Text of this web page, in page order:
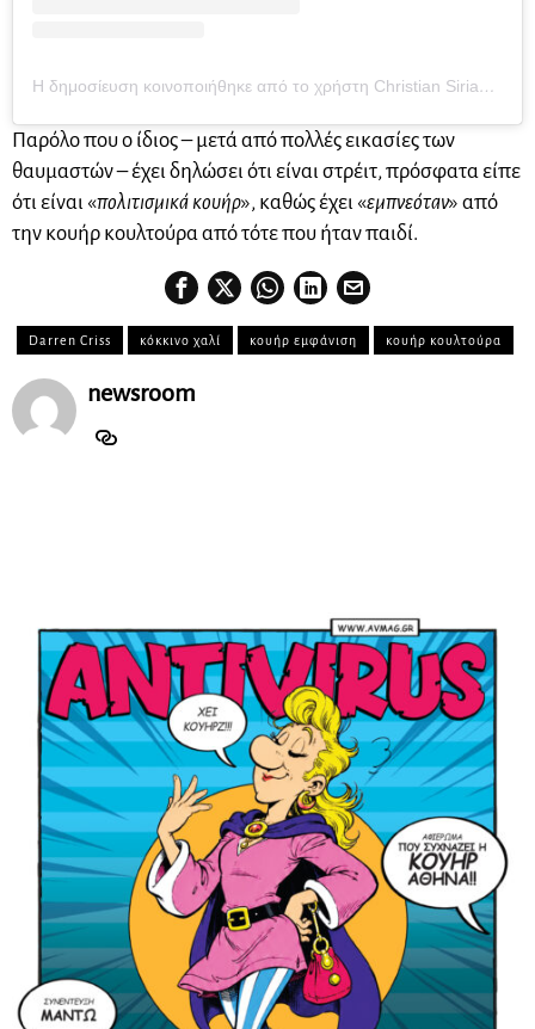
Η δημοσίευση κοινοποιήθηκε από το χρήστη Christian Siriano (@csiriano)
Παρόλο που ο ίδιος – μετά από πολλές εικασίες των
θαυμαστών – έχει δηλώσει ότι είναι στρέιτ, πρόσφατα είπε
ότι είναι «πολιτισμικά κουήρ», καθώς έχει «εμπνεόταν» από
την κουήρ κουλτούρα από τότε που ήταν παιδί.
Darren Criss κόκκινο χαλί κουήρ εμφάνιση κουήρ κουλτούρα
newsroom